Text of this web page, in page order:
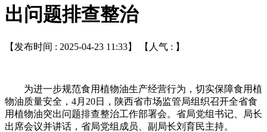
出问题排查整治
【发布时间 : 2025-04-23 11:33】 【人气 : 】
为进一步规范食用植物油生产经营行为，切实保障食用植
物油质量安全，4月20日，陕西省市场监管局组织召开全省食
用植物油突出问题排查整治工作部署会。省局党组书记、局长
出席会议并讲话，省局党组成员、副局长刘育民主持。